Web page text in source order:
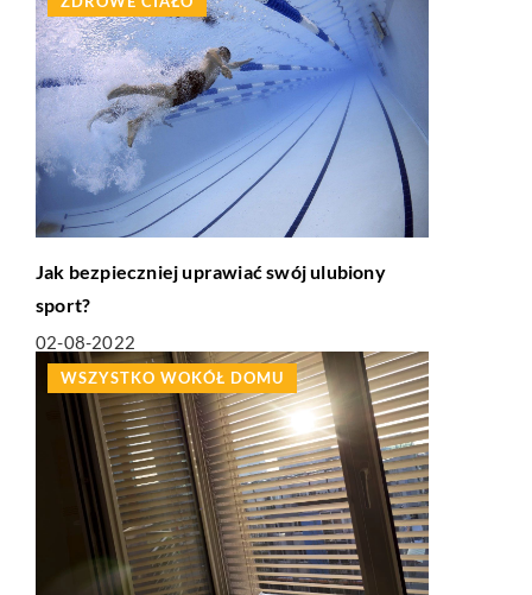
Jak bezpieczniej uprawiać swój ulubiony
sport?
02-08-2022
WSZYSTKO WOKÓŁ DOMU